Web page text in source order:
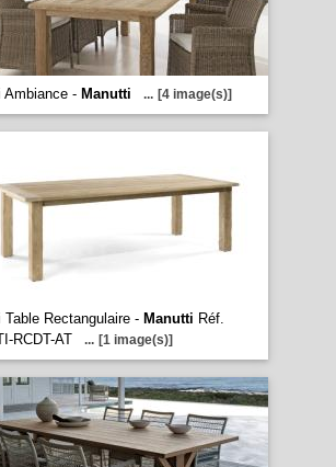
Ambiance - Manutti ... [4 image(s)]
Table Rectangulaire - Manutti Réf.
RCDT-AT
... [1 image(s)]